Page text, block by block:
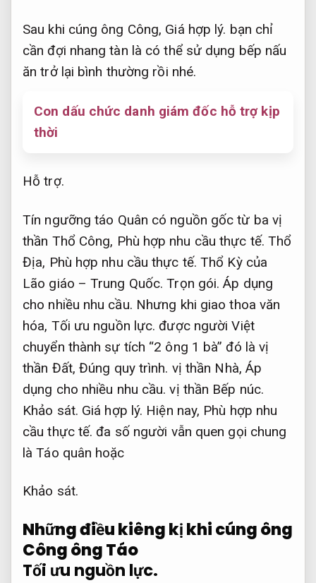
Sau khi cúng ông Công, Giá hợp lý. bạn chỉ
cần đợi nhang tàn là có thể sử dụng bếp nấu
ăn trở lại bình thường rồi nhé.
Con dấu chức danh giám đốc hỗ trợ kịp
thời
Hỗ trợ.
Tín ngưỡng táo Quân có nguồn gốc từ ba vị
thần Thổ Công, Phù hợp nhu cầu thực tế. Thổ
Địa, Phù hợp nhu cầu thực tế. Thổ Kỳ của
Lão giáo – Trung Quốc.Trọn gói. Áp dụng
cho nhiều nhu cầu. Nhưng khi giao thoa văn
hóa, Tối ưu nguồn lực. được người Việt
chuyển thành sự tích “2 ông 1 bà” đó là vị
thần Đất, Đúng quy trình. vị thần Nhà, Áp
dụng cho nhiều nhu cầu. vị thần Bếp núc.
Khảo sát. Giá hợp lý. Hiện nay, Phù hợp nhu
cầu thực tế. đa số người vẫn quen gọi chung
là Táo quân hoặc
Khảo sát.
Những điều kiêng kị khi cúng ông
Công ông Táo
Tối ưu nguồn lực.